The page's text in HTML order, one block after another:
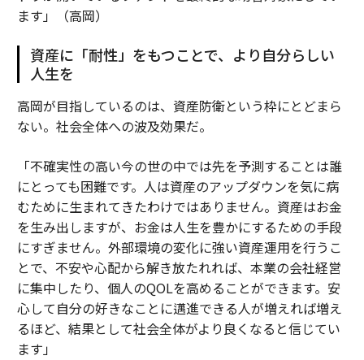
ます」（高岡）
資産に「耐性」をもつことで、より自分らしい
人生を
高岡が目指しているのは、資産防衛という枠にとどまら
ない。社会全体への波及効果だ。
「不確実性の高い今の世の中では先を予測することは誰
にとっても困難です。人は資産のアップダウンを気に病
むために生まれてきたわけではありません。資産はお金
を生み出しますが、お金は人生を豊かにするための手段
にすぎません。外部環境の変化に強い資産運用を行うこ
とで、不安や心配から解き放たれれば、本業の会社経営
に集中したり、個人のQOLを高めることができます。安
心して自分の好きなことに邁進できる人が増えれば増え
るほど、結果として社会全体がより良くなると信じてい
ます」